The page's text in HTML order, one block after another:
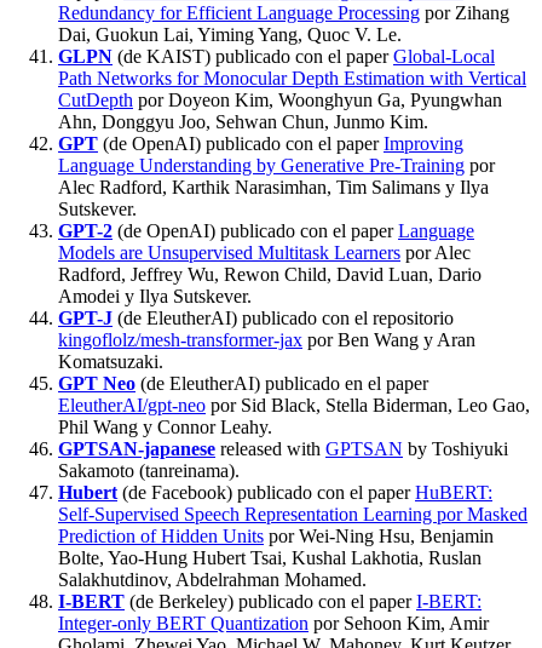
Redundancy for Efficient Language Processing por Zihang
Dai, Guokun Lai, Yiming Yang, Quoc V. Le.
GLPN (de KAIST) publicado con el paperGlobal-Local
Path Networks for Monocular Depth Estimation with Vertical
CutDepth por Doyeon Kim, Woonghyun Ga, Pyungwhan
Ahn, Donggyu Joo, Sehwan Chun, Junmo Kim.
GPT (de OpenAI) publicado con el paperImproving
Language Understanding by Generative Pre-Training por
Alec Radford, Karthik Narasimhan, Tim Salimans y Ilya
Sutskever.
GPT-2 (de OpenAI) publicado con el paperLanguage
Models are Unsupervised Multitask Learners por Alec
Radford, Jeffrey Wu, Rewon Child, David Luan, Dario
Amodei y Ilya Sutskever.
GPT-J (de EleutherAI) publicado con el repositorio
kingoflolz/mesh-transformer-jax por Ben Wang y Aran
Komatsuzaki.
GPT Neo (de EleutherAI) publicado en el paper
EleutherAI/gpt-neo por Sid Black, Stella Biderman, Leo Gao,
Phil Wang y Connor Leahy.
GPTSAN-japanese released with GPTSAN by Toshiyuki
Sakamoto (tanreinama).
Hubert (de Facebook) publicado con el paperHuBERT:
Self-Supervised Speech Representation Learning por Masked
Prediction of Hidden Units por Wei-Ning Hsu, Benjamin
Bolte, Yao-Hung Hubert Tsai, Kushal Lakhotia, Ruslan
Salakhutdinov, Abdelrahman Mohamed.
I-BERT (de Berkeley) publicado con el paperI-BERT:
Integer-only BERT Quantization por Sehoon Kim, Amir